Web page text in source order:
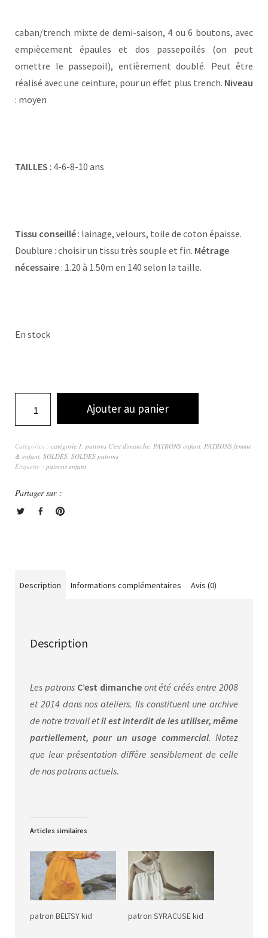
caban/trench mixte de demi-saison, 4 ou 6 boutons, avec
empiècement épaules et dos passepoilés (on peut
omettre le passepoil), entièrement doublé. Peut être
réalisé avec une ceinture, pour un effet plus trench. Niveau
: moyen
TAILLES : 4-6-8-10 ans
Tissu conseillé : lainage, velours, toile de coton épaisse.
Doublure : choisir un tissu très souple et fin. Métrage
nécessaire : 1.20 à 1.50m en 140 selon la taille.
En stock
Ajouter au panier
Catégories : catégorie 1 patrons C'est dimanche PATRONS enfant PATRONS femme
& enfant SOLDES SOLDES patrons
Étiquette : patrons enfant
Partager sur :
Description Informations complémentaires Avis (0)
Description
Les patrons C’est dimancheont été créés entre 2008
et 2014 dans nos ateliers. Ils constituent une archive
de notre travail etil est interdit de les utiliser, même
partiellement, pour un usage commercial. Notez
que leur présentation diffère sensiblement de celle
de nos patrons actuels.
Articles similaires
patron BELTSY kid patron SYRACUSE kid